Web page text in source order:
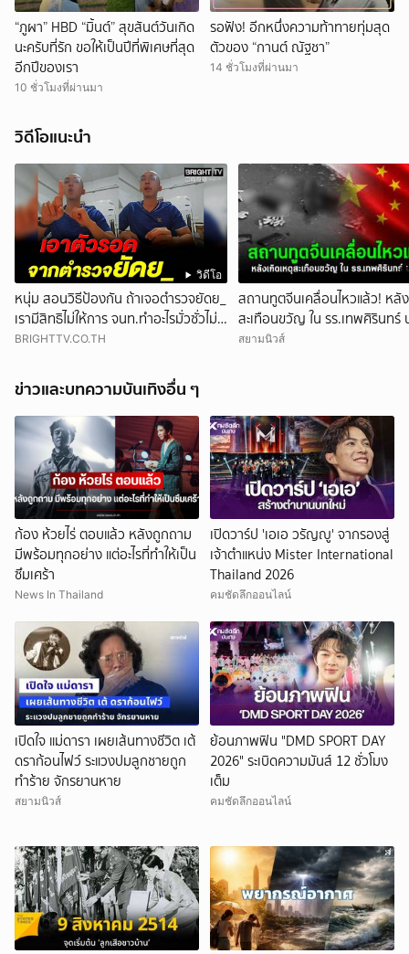
“ภูผา” HBD “มิ้นต์” สุขสันต์วันเกิด
นะครับที่รัก ขอให้เป็นปีที่พิเศษที่สุด
อีกปีของเรา
10 ชั่วโมงที่ผ่านมา
รอฟัง! อีกหนึ่งความท้าทายทุ่มสุด
ตัวของ “กานต์ ณัฐชา”
14 ชั่วโมงที่ผ่านมา
วิดีโอแนะนำ
วิดีโอ
หนุ่ม สอนวิธีป้องกัน ถ้าเจอตำรวจยัดย_
เรามีสิทธิไม่ให้การ จนท.ทำอะไรมั่วซั่วไม่
ได้
BRIGHTTV.CO.TH
สถานทูตจีนเคลื่อนไหวแล้ว! หลั
สะเทือนขวัญ ใน รร.เทพศิรินทร์
สยามนิวส์
ข่าวและบทความบันเทิงอื่น ๆ
ก้อง ห้วยไร่ ตอบแล้ว หลังถูกถาม
มีพร้อมทุกอย่าง แต่อะไรที่ทำให้เป็น
ซึมเศร้า
News In Thailand
เปิดวาร์ป 'เอเอ วรัญญู' จากรองสู่
เจ้าตำแหน่ง Mister International
Thailand 2026
คมชัดลึกออนไลน์
เปิดใจ แม่ดารา เผยเส้นทางชีวิต เต้
ดราก้อนไฟว์ ระแวงปมลูกชายถูก
ทำร้าย จักรยานหาย
สยามนิวส์
ย้อนภาพฟิน "DMD SPORT DAY
2026" ระเบิดความมันส์ 12 ชั่วโมง
เต็ม
คมชัดลึกออนไลน์